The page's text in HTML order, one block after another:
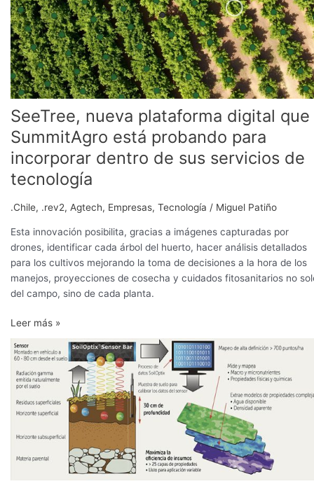
SeeTree, nueva plataforma digital que
SummitAgro está probando para
incorporar dentro de sus servicios de
tecnología
.Chile, .rev2, Agtech, Empresas, Tecnología / Miguel Patiño
Esta innovación posibilita, gracias a imágenes capturadas por
drones, identificar cada árbol del huerto, hacer análisis detallados
para los cultivos mejorando la toma de decisiones a la hora de los
manejos, proyecciones de cosecha y cuidados fitosanitarios no
del campo, sino de cada planta.
digital
que
SummitAgro
está
probando
para
incorporar
dentro
de
sus
servicios
de
Leer más »
Nuevos
servicios
de
agricultura
de
de
Summit-